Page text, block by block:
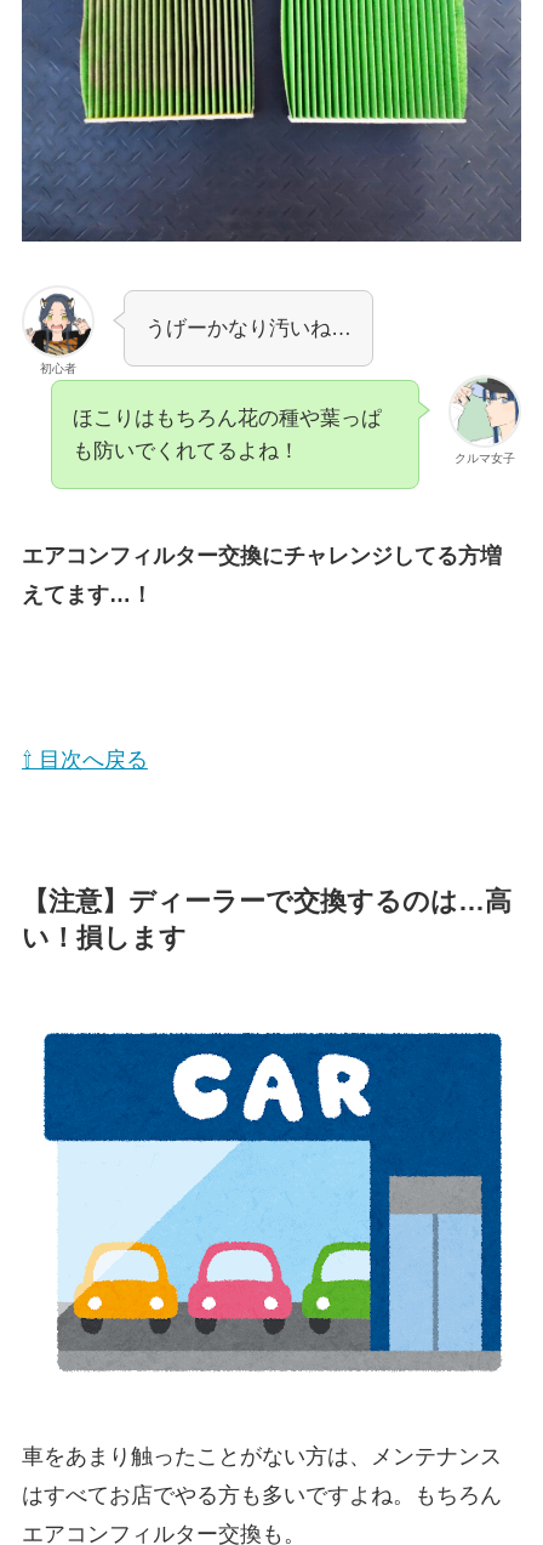
初心者
うげーかなり汚いね…
クルマ女子
ほこりはもちろん花の種や葉っぱ
も防いでくれてるよね！
エアコンフィルター交換にチャレンジしてる方増
えてます…！
⇧ 目次へ戻る
【注意】ディーラーで交換するのは…高
い！損します
車をあまり触ったことがない方は、メンテナンス
はすべてお店でやる方も多いですよね。もちろん
エアコンフィルター交換も。